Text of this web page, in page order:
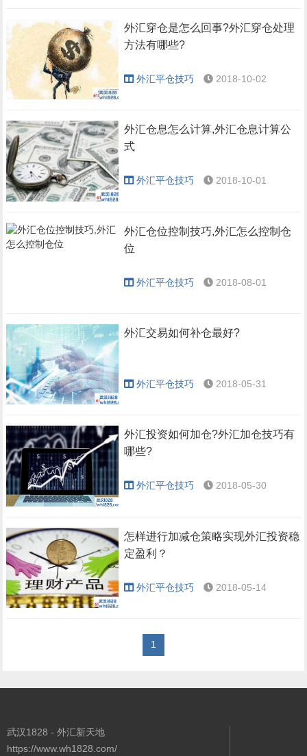
外汇穿仓是怎么回事?外汇穿仓处理
方法有哪些?
外汇平仓技巧 2018-10-02
外汇仓息怎么计算,外汇仓息计算公
式
外汇平仓技巧 2018-10-01
外汇仓位控制技巧,外汇怎么控制仓
位
外汇平仓技巧 2018-08-01
外汇交易如何补仓最好?
外汇平仓技巧 2018-05-31
外汇投资如何加仓?外汇加仓技巧有
哪些?
外汇平仓技巧 2018-05-30
怎样进行加减仓策略实现外汇投资稳
定盈利？
外汇平仓技巧 2018-05-14
1
武汉1828 - 外汇新天地
https://www.wh1828.com/